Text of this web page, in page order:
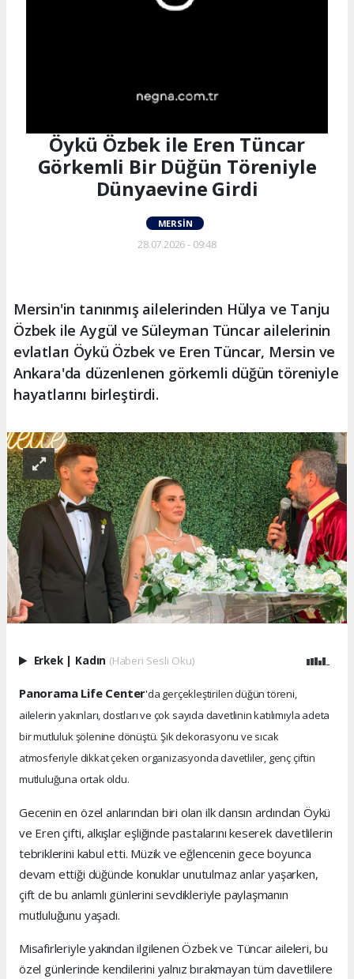
Öykü Özbek ile Eren Tüncar
Görkemli Bir Düğün Töreniyle
Dünyaevine Girdi
MERSIN
28.07.2026 - 09:48
Mersin'in tanınmış ailelerinden Hülya ve Tanju
Özbek ile Aygül ve Süleyman Tüncar ailelerinin
evlatları Öykü Özbek ve Eren Tüncar, Mersin ve
Ankara'da düzenlenen görkemli düğün töreniyle
hayatlarını birleştirdi.
Erkek | Kadın (Haberi Sesli Oku)
Panorama Life Center'da gerçekleştirilen düğün töreni,
ailelerin yakınları, dostları ve çok sayıda davetlinin katılımıyla adeta
bir mutluluk şölenine dönüştü. Şık dekorasyonu ve sıcak
atmosferiyle dikkat çeken organizasyonda davetliler, genç çiftin
mutluluğuna ortak oldu.
Gecenin en özel anlarından biri olan ilk dansın ardından Öykü
ve Eren çifti, alkışlar eşliğinde pastalarını keserek davetlilerin
tebriklerini kabul etti. Müzik ve eğlencenin gece boyunca
devam ettiği düğünde konuklar unutulmaz anlar yaşarken,
çift de bu anlamlı günlerini sevdikleriyle paylaşmanın
mutluluğunu yaşadı.
Misafirleriyle yakından ilgilenen Özbek ve Tüncar aileleri, bu
özel günlerinde kendilerini yalnız bırakmayan tüm davetlilere